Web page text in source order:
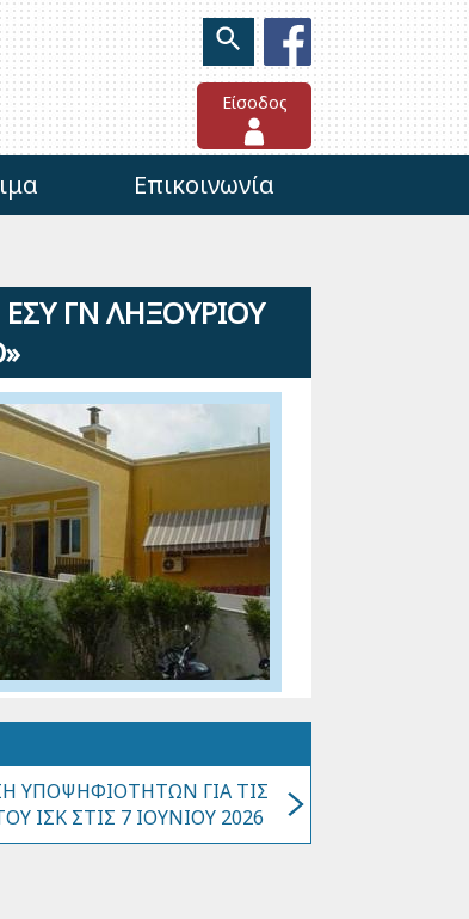
Είσοδος
Επικοινωνία
ΓΝ ΛΗΞΟΥΡΙΟΥ
ΥΠΟΨΗΦΙΟΤΗΤΩΝ ΓΙΑ ΤΙΣ
ΙΣΚ ΣΤΙΣ 7 ΙΟΥΝΙΟΥ 2026